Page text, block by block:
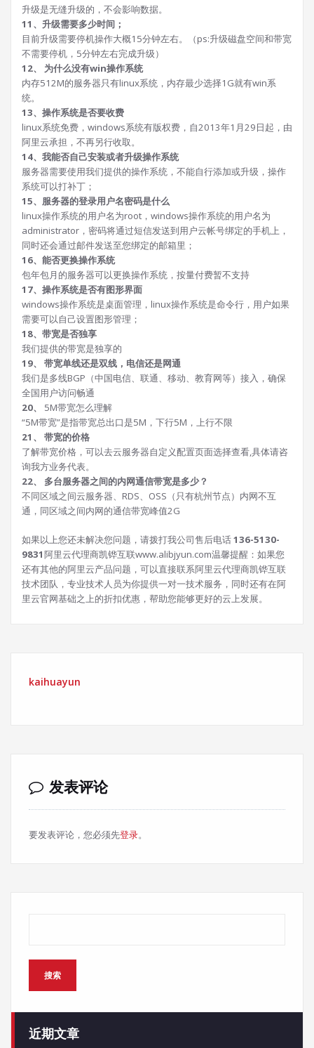
升级是无缝升级的，不会影响数据。
11、升级需要多少时间；
目前升级需要停机操作大概15分钟左右。（ps:升级磁盘空间和带宽
不需要停机，5分钟左右完成升级）
12、 为什么没有win操作系统
内存512M的服务器只有linux系统，内存最少选择1G就有win系
统。
13、操作系统是否要收费
linux系统免费，windows系统有版权费，自2013年1月29日起，由
阿里云承担，不再另行收取。
14、我能否自己安装或者升级操作系统
服务器需要使用我们提供的操作系统，不能自行添加或升级，操作
系统可以打补丁；
15、服务器的登录用户名密码是什么
linux操作系统的用户名为root，windows操作系统的用户名为
administrator，密码将通过短信发送到用户云帐号绑定的手机上，
同时还会通过邮件发送至您绑定的邮箱里；
16、能否更换操作系统
包年包月的服务器可以更换操作系统，按量付费暂不支持
17、操作系统是否有图形界面
windows操作系统是桌面管理，linux操作系统是命令行，用户如果
需要可以自己设置图形管理；
18、带宽是否独享
我们提供的带宽是独享的
19、 带宽单线还是双线，电信还是网通
我们是多线BGP（中国电信、联通、移动、教育网等）接入，确保
全国用户访问畅通
20、
5M带宽怎么理解
“5M带宽”是指带宽总出口是5M，下行5M，上行不限
21、 带宽的价格
了解带宽价格，可以去云服务器自定义配置页面选择查看,具体请咨
询我方业务代表。
22、 多台服务器之间的内网通信带宽是多少？
不同区域之间云服务器、RDS、OSS（只有杭州节点）内网不互
通，同区域之间内网的通信带宽峰值2G
如果以上您还未解决您问题，请拨打我公司售后电话136-5130-
9831阿里云代理商凯铧互联www.alibjyun.com温馨提醒：如果您
还有其他的阿里云产品问题，可以直接联系阿里云代理商凯铧互联
技术团队，专业技术人员为你提供一对一技术服务，同时还有在阿
里云官网基础之上的折扣优惠，帮助您能够更好的云上发展。
kaihuayun
发表评论
要发表评论，您必须先登录。
搜索
近期文章